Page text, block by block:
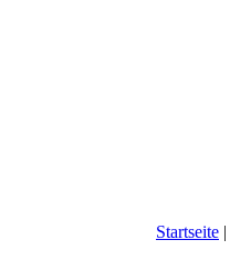
Startseite |